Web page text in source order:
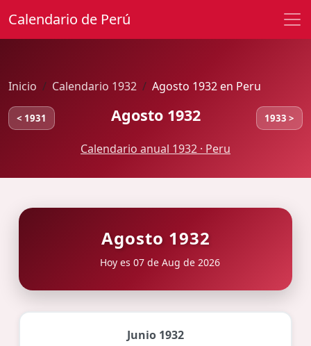
Calendario de Perú
Inicio Calendario 1932 Agosto 1932 en Peru
< 1931 Agosto 1932 1933 >
Calendario anual 1932 · Peru
Agosto 1932
Hoy es 07 de Aug de 2026
Junio 1932